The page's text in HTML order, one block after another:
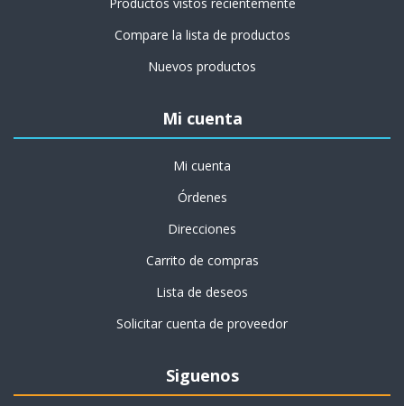
Compare la lista de productos
Nuevos productos
Mi cuenta
Mi cuenta
Órdenes
Direcciones
Carrito de compras
Lista de deseos
Solicitar cuenta de proveedor
Siguenos